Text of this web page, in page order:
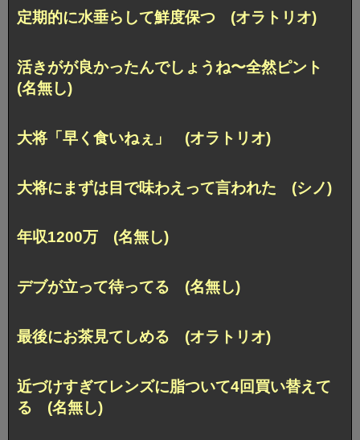
定期的に水垂らして鮮度保つ (オラトリオ)
活きがが良かったんでしょうね〜全然ピント
(名無し)
大将「早く食いねぇ」 (オラトリオ)
大将にまずは目で味わえって言われた (シノ)
年収1200万 (名無し)
デブが立って待ってる (名無し)
最後にお茶見てしめる (オラトリオ)
近づけすぎてレンズに脂ついて4回買い替えて
る (名無し)